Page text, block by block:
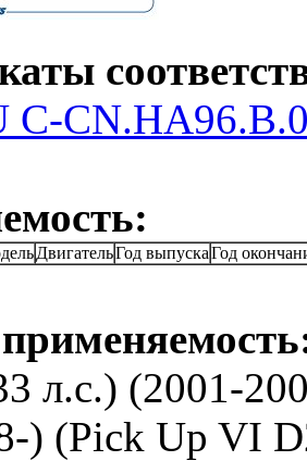
ДвигательГод выпускаГод
л.с.) (2001-
) (Pick Up VI